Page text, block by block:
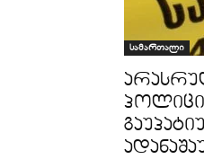
სამართალი